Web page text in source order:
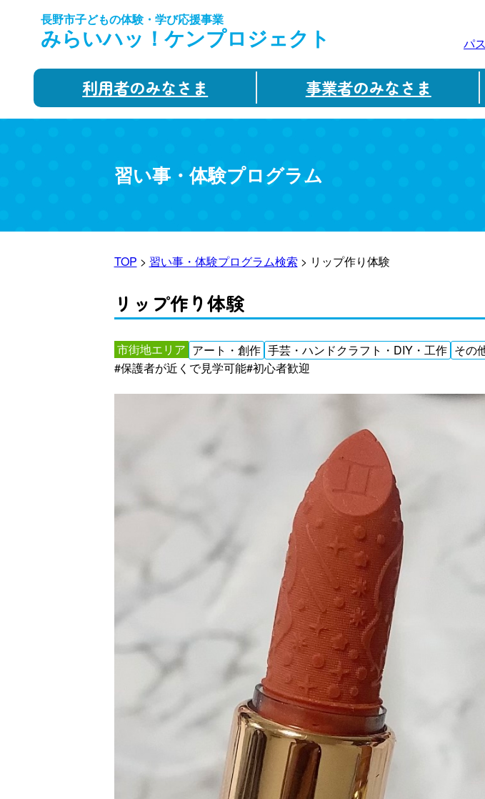
長野市子どもの体験・学び応援事業
みらいハッ！ケンプロジェクト パ
利用者のみなさま 事業者のみなさま
習い事・体験プログラム
TOP > 習い事・体験プログラム検索 > リップ作り体験
リップ作り体験
市街地エリア アート・創作 手芸・ハンドクラフト・DIY・工作 その
#保護者が近くで見学可能#初心者歓迎